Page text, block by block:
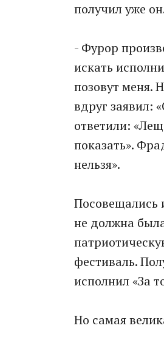
получил уже
- Фурор
искать
позовут меня.
вдруг заявил:
ответили:
показать».
нельзя».
Посовещались
не должна
фестиваль.
исполнил «За
Но самая